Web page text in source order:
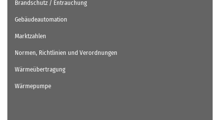
Brandschutz / Entrauchung
Gebäudeautomation
Marktzahlen
Normen, Richtlinien und Verordnungen
Wärmeübertragung
Wärmepumpe